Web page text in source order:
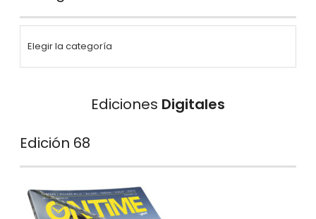
Ediciones Digitales
Edición 68